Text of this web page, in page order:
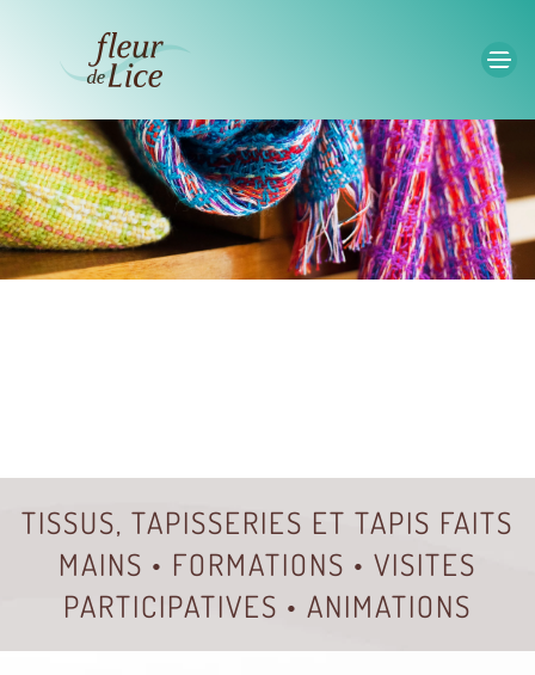
Accéder au contenu principal
TISSUS, TAPISSERIES ET TAPIS FAITS
MAINS • FORMATIONS • VISITES
PARTICIPATIVES • ANIMATIONS